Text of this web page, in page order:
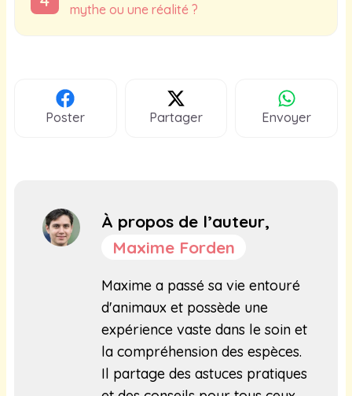
mythe ou une réalité ?
Poster Partager Envoyer
À propos de l’auteur,
Maxime Forden
Maxime a passé sa vie entouré
d'animaux et possède une
expérience vaste dans le soin et
la compréhension des espèces.
Il partage des astuces pratiques